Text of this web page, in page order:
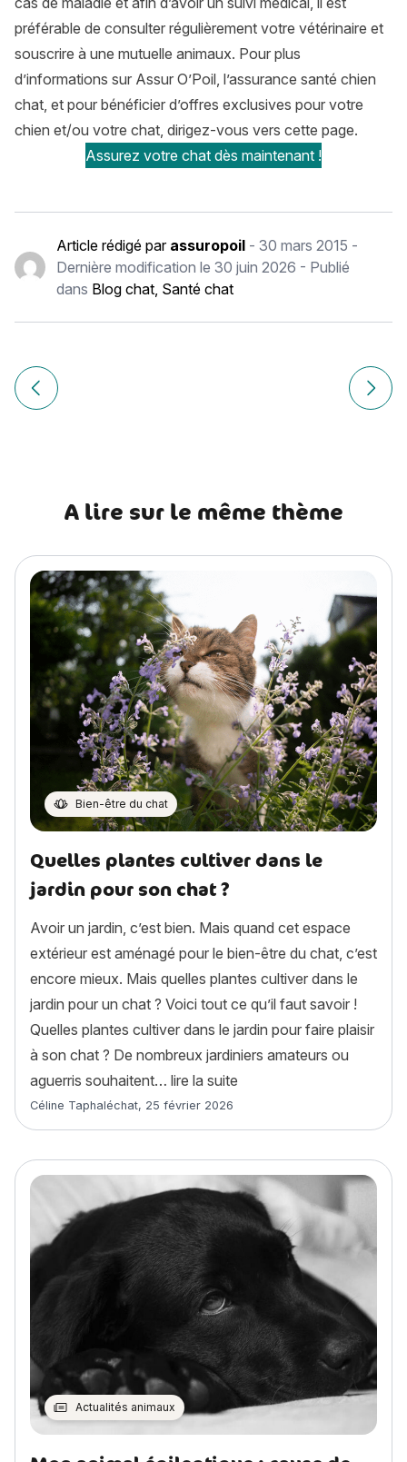
préférable de consulter régulièrement votre vétérinaire et
souscrire à une mutuelle animaux. Pour plus
d’informations sur Assur O’Poil, l’assurance santé chien
chat, et pour bénéficier d’offres exclusives pour votre
chien et/ou votre chat, dirigez-vous vers cette page.
Assurez votre chat dès maintenant !
Article rédigé par assuropoil -30 mars 2015 -
Dernière modification le30 juin 2026 - Publié
dans Blog chat, Santé chat
Navigation
de
Article précédent Abyssin : histoire, caractère, Article
A lire sur le même thème
Bien-être du chat
Quelles plantes cultiver dans le
jardin pour son chat ?
Avoir un jardin, c’est bien. Mais quand cet espace
extérieur est aménagé pour le bien-être du chat, c’est
encore mieux. Mais quelles plantes cultiver dans le
jardin pour un chat ? Voici tout ce qu’il faut savoir !
Quelles plantes cultiver dans le jardin pour faire plaisir
à son chat ? De nombreux jardiniers amateurs ou
aguerris souhaitent… lire la suite
Article rédigé par
Céline Taphaléchat, 25 février 2026
Actualités animaux